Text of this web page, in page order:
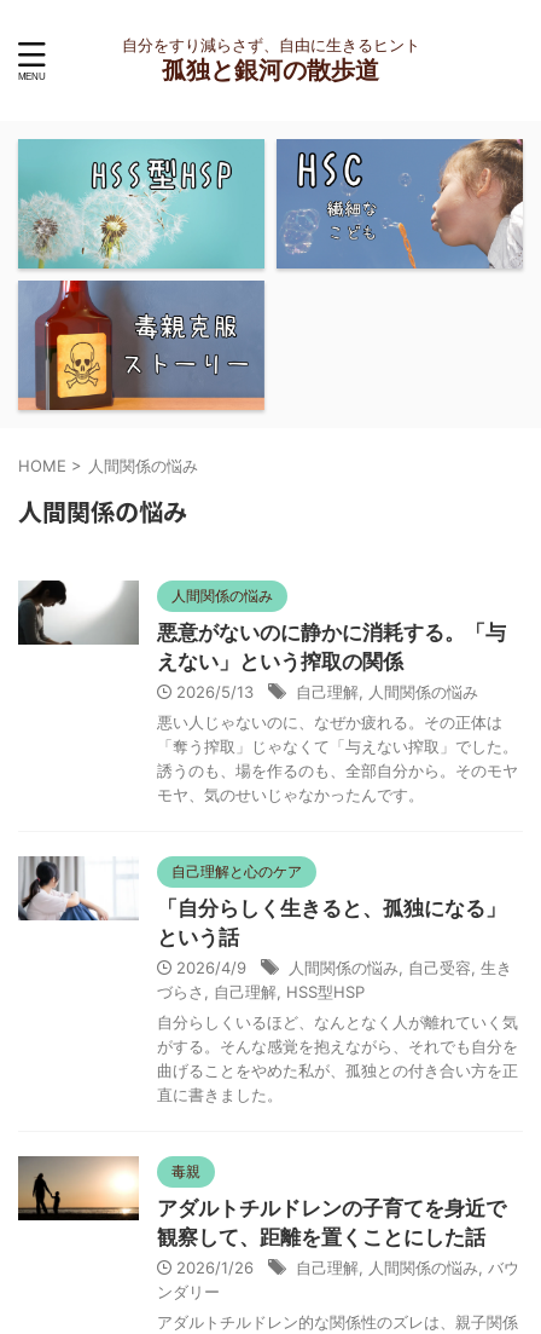
自分をすり減らさず、自由に生きるヒント
孤独と銀河の散歩道
HOME > 人間関係の悩み
人間関係の悩み
人間関係の悩み
悪意がないのに静かに消耗する。「与
えない」という搾取の関係
2026/5/13 自己理解
人間関係の悩み
悪い人じゃないのに、なぜか疲れる。その正体は
「奪う搾取」じゃなくて「与えない搾取」でした。
誘うのも、場を作るのも、全部自分から。そのモヤ
モヤ、気のせいじゃなかったんです。
自己理解と心のケア
「自分らしく生きると、孤独になる」
という話
2026/4/9 人間関係の悩み 自己受容 生き
づらさ
自己理解 HSS型HSP
自分らしくいるほど、なんとなく人が離れていく気
がする。そんな感覚を抱えながら、それでも自分を
曲げることをやめた私が、孤独との付き合い方を正
直に書きました。
毒親
アダルトチルドレンの子育てを身近で
観察して、距離を置くことにした話
2026/1/26 自己理解 人間関係の悩み
バウ
ンダリー
アダルトチルドレン的な関係性のズレは、親子関係